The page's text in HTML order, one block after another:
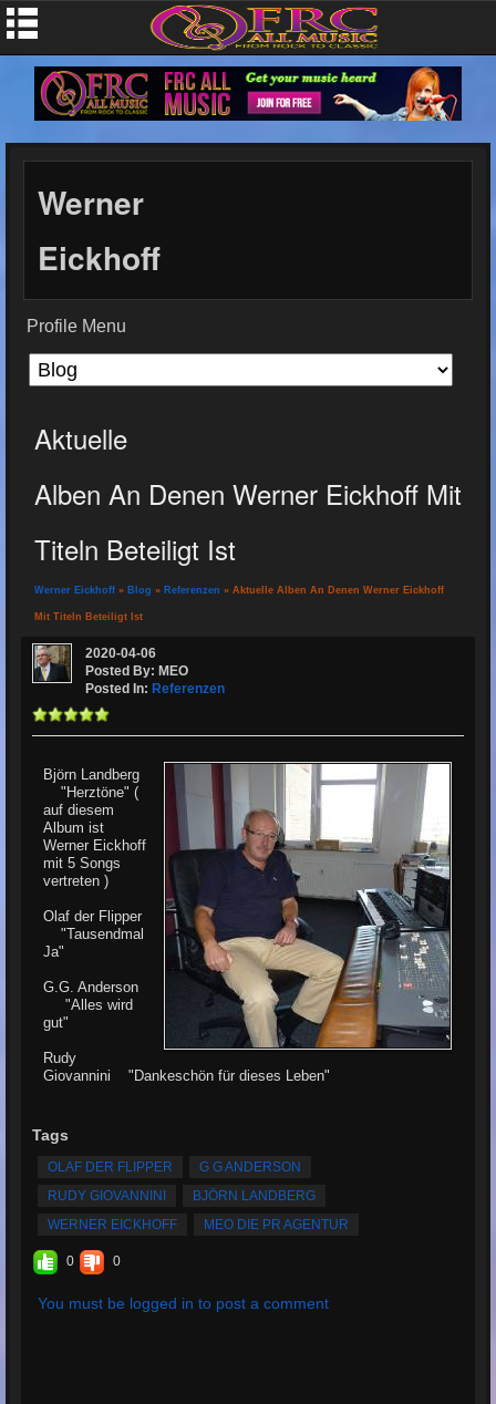
Werner
Eickhoff
Profile Menu
Aktuelle
Alben An Denen Werner Eickhoff Mit
Titeln Beteiligt Ist
Werner Eickhoff » Blog » Referenzen » Aktuelle Alben An Denen Werner Eickhoff
Mit Titeln Beteiligt Ist
2020-04-06
Posted By: MEO
Posted In: Referenzen
Björn Landberg
"Herztöne" (
auf diesem
Album ist
Werner Eickhoff
mit 5 Songs
vertreten )
Olaf der Flipper
"Tausendmal
Ja"
G.G. Anderson
"Alles wird
gut"
Rudy
Giovannini "Dankeschön für dieses Leben"
Tags
OLAF DER FLIPPER
G G ANDERSON
RUDY GIOVANNINI
BJÖRN LANDBERG
WERNER EICKHOFF
MEO DIE PR AGENTUR
0 0
You must be logged in to post a comment